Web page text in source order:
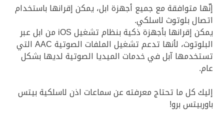
إنّها متوافقة مع جميع أجهزة ابل، يمكن إقرانها باستخدام
اتصال بلوتوث لاسلكي.
يمكن إقرانها بأجهزة ذكية بنظام تشغيل iOS من ابل عبر
البلوتوث، لأنها تدعم تشغيل الملفات الصوتية AAC التي
تستخدمها آبل في خدمات الميديا الصوتية لديها بشكل
عام.
إليك كل ما تحتاج معرفته عن سماعات اذن لاسلكية بيتس
باوربيتس برو!